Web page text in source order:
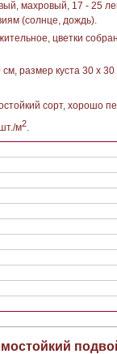
махровый, 17 - 25
(солнце, дождь).
цветки
размер куста 30 х
сорт, хорошо
м2